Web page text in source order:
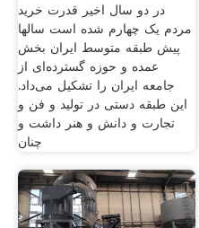
در دو سال اخیر قدرت خرید
مردم یک چهارم شده است سالها
پیش طبقه متوسط ایران بخش
عمده و حوزه گسترده‌ای از
جامعه ایران را تشکیل می‌داد.
این طبقه دستی در تولید و فن و
تجارت و دانش و هنر داشت و
چنان